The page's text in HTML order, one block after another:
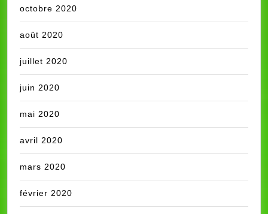
octobre 2020
août 2020
juillet 2020
juin 2020
mai 2020
avril 2020
mars 2020
février 2020